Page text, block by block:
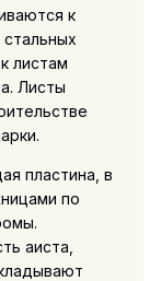
к
листам
Листы
пластина, в
по
аиста,